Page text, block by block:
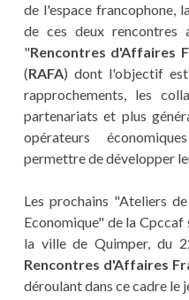
de l'espace francophone,
de ces deux rencontres
"Rencontres d'Affaires
(RAFA) dont l'objectif
rapprochements, les
partenariats et plus
opérateurs
permettre de développer
Les prochains "Ateliers
Economique" de la
la ville de Quimper, du
Rencontres d'Affaires
déroulant dans ce cadre le